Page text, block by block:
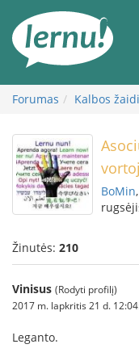
turinį
Forumas Kalbos
vortoj
BoMin
Žinutės: 210
Vinisus (Rodyti profilį)
2017 m. lapkritis 21 d.
Leganto.